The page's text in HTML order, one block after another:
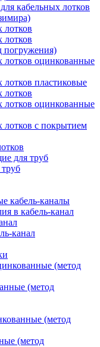
кабельных лотков
лотков
лотков
погружения)
лотков оцинкованные
пластиковые
лотков
оцинкованные
с покрытием
для труб
кабель-каналы
в кабель-канал
канал
(метод
(метод
(метод
(метод